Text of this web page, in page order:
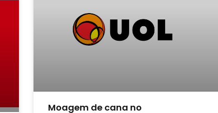
Moagem de cana no